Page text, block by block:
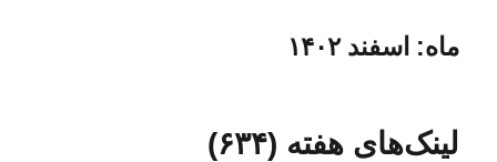
ماه: اسفند ۱۴۰۲
لینک‌های هفته (۶۳۴)